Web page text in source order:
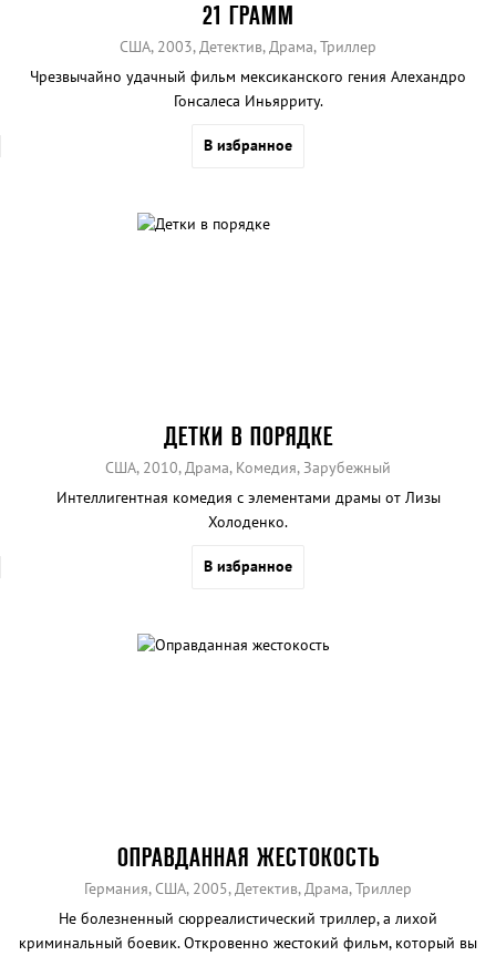
21 ГРАММ
США, 2003, Детектив, Драма, Триллер
Чрезвычайно удачный фильм мексиканского гения Алехандро
Гонсалеса Иньярриту.
В избранное
ДЕТКИ В ПОРЯДКЕ
США, 2010, Драма, Комедия, Зарубежный
Интеллигентная комедия с элементами драмы от Лизы
Холоденко.
В избранное
ОПРАВДАННАЯ ЖЕСТОКОСТЬ
Германия, США, 2005, Детектив, Драма, Триллер
Не болезненный сюрреалистический триллер, а лихой
криминальный боевик. Откровенно жестокий фильм, который вы